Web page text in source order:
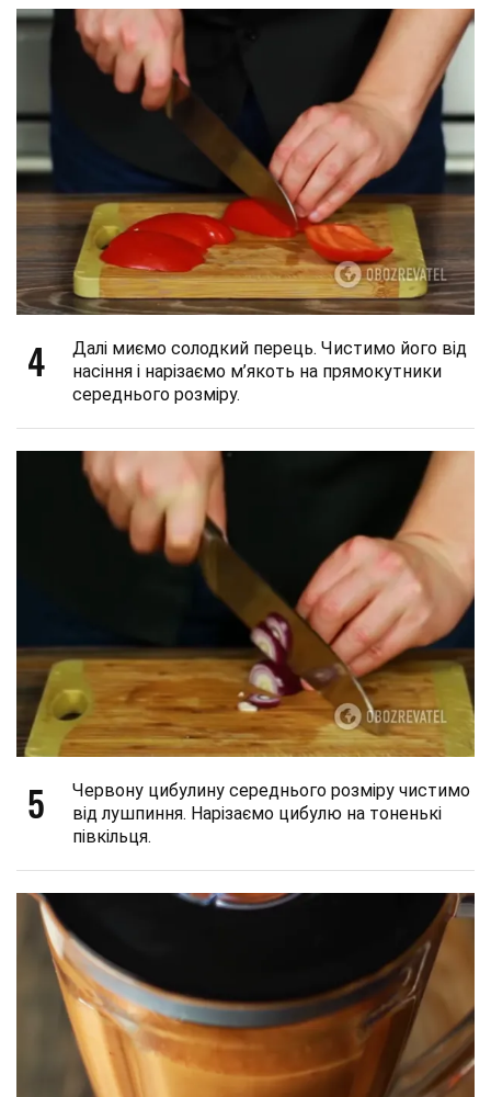
4
Далі миємо солодкий перець. Чистимо його від
насіння і нарізаємо м’якоть на прямокутники
середнього розміру.
5
Червону цибулину середнього розміру чистимо
від лушпиння. Нарізаємо цибулю на тоненькі
півкільця.